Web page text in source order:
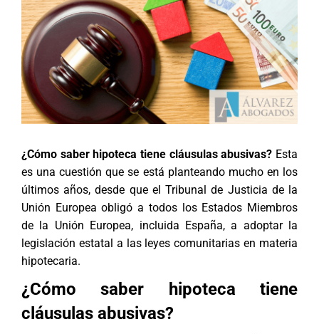
¿Cómo saber hipoteca tiene cláusulas abusivas? Esta
es una cuestión que se está planteando mucho en los
últimos años, desde que el Tribunal de Justicia de la
Unión Europea obligó a todos los Estados Miembros
de la Unión Europea, incluida España, a adoptar la
legislación estatal a las leyes comunitarias en materia
hipotecaria.
¿Cómo saber hipoteca tiene
cláusulas abusivas?